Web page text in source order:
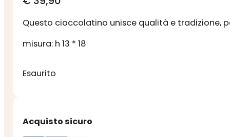
Questo cioccolatino unisce qualità e tradizione,
misura: h 13 * 18
Esaurito
Acquisto sicuro